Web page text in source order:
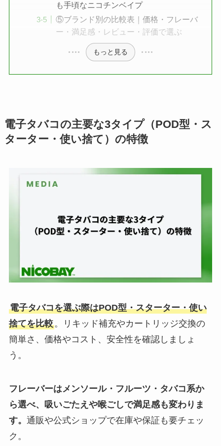
も手頃なニコチンベイプ
⑤ブランド別の比較表｜価格・フレーバ
ー・満足感・レビュー・評価で選ぶ
もっと見る
電子タバコの主要な3タイプ（POD型・ス
ターター・使い捨て）の特徴
電子タバコを選ぶ際はPOD型・スターター・使い
捨てを比較。リキッド補充やカートリッジ交換の
簡単さ、価格やコスト、安全性を確認しましょ
う。
フレーバーはメンソール・フルーツ・タバコ系か
ら選べ、吸いごたえや喉ごしで満足感も変わりま
す。 通販や公式ショップで在庫や保証も要チェッ
ク。